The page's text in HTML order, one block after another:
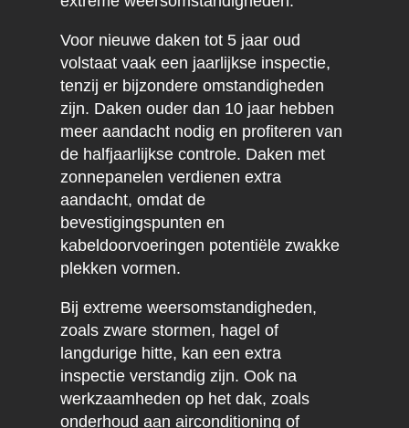
Voor nieuwe daken tot 5 jaar oud
volstaat vaak een jaarlijkse inspectie,
tenzij er bijzondere omstandigheden
zijn. Daken ouder dan 10 jaar hebben
meer aandacht nodig en profiteren van
de halfjaarlijkse controle. Daken met
zonnepanelen verdienen extra
aandacht, omdat de
bevestigingspunten en
kabeldoorvoeringen potentiële zwakke
plekken vormen.
Bij extreme weersomstandigheden,
zoals zware stormen, hagel of
langdurige hitte, kan een extra
inspectie verstandig zijn. Ook na
werkzaamheden op het dak, zoals
onderhoud aan airconditioning of